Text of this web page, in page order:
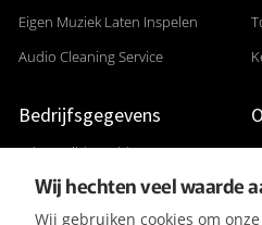
Eigen Muziek Laten Inspelen
Audio Cleaning Service
Bedrijfsgegevens
Adres: Gildenveld 89
3892 DE Zeewolde
Wij hechten veel waarde
Wij gebruiken cookies om